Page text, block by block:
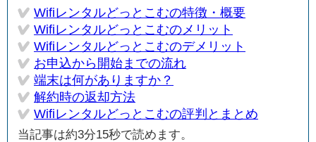
Wifiレンタルどっとこむの特徴・概要
Wifiレンタルどっとこむのメリット
Wifiレンタルどっとこむのデメリット
お申込から開始までの流れ
端末は何がありますか？
解約時の返却方法
Wifiレンタルどっとこむの評判とまとめ
当記事は約3分15秒で読めます。